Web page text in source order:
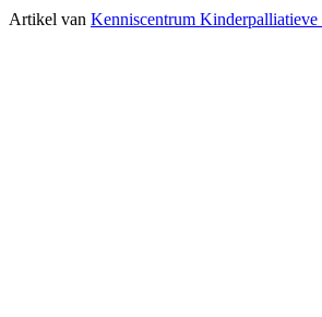
Artikel van Kenniscentrum